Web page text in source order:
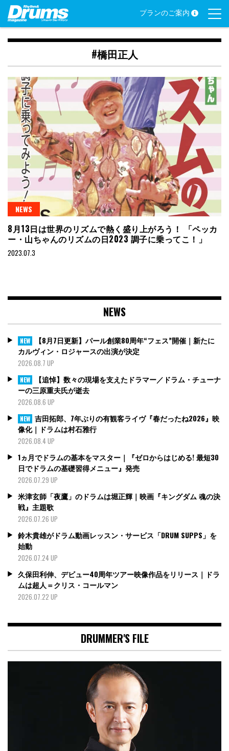
Skip
content
プランのご案内
#橋田正人
NEWS
8月13日は世界のリズムで熱く盛り上がろう！ 「ペッカ
ー・山ちゃんのリズムの日2023 調子に乗ってこ！」
2023.07.3
NEWS
NEW
【8月7日更新】パール創業80周年“フェス”開催｜新たに
カルヴィン・ロジャースの出演が決定
2026.08.7 UP
NEW
【追悼】数々の現場を支えたドラマー／ドラム・チューナ
ーの三原重夫氏が逝去
2026.08.6 UP
NEW 吉田拓郎、7年ぶりの有観客ライヴ『春だったね2026』映
像化｜ドラムは村石雅行
2026.08.4 UP
1ヵ月でドラムの基本をマスター｜『ゼロからはじめる! 最短30
日でドラムの基礎習得メニュー』発売
2026.07.29 UP
米津玄師「夜鷹」のドラムは堀正輝｜映画『キングダム 魂の決
戦』主題歌
2026.07.26 UP
鈴木貴雄がドラム動画レッスン・サービス「DRUM SUPPS」を
始動
2026.07.24 UP
久保田利伸、デビュー40周年ツアー映像作品をリリース｜ドラ
ムは超人＝クリス・コールマン
2026.07.22 UP
DRUMMER'S FILE